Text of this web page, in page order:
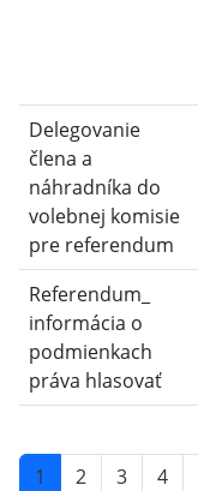
Delegovanie
člena a
náhradníka do
volebnej komisie
pre referendum
Referendum_
informácia o
podmienkach
práva hlasovať
1
2 3 4